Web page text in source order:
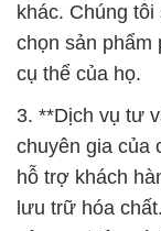
khác. Chúng
chọn sản phẩm
cụ thể của họ.
3. **Dịch vụ tư
chuyên gia của
hỗ trợ khách
lưu trữ hóa